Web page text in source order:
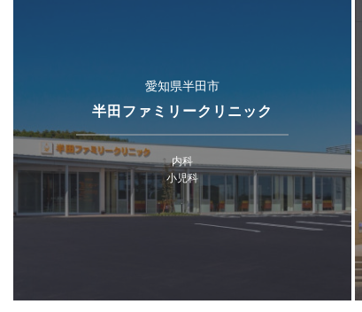
愛知県半田市
半田ファミリークリニック
内科
小児科